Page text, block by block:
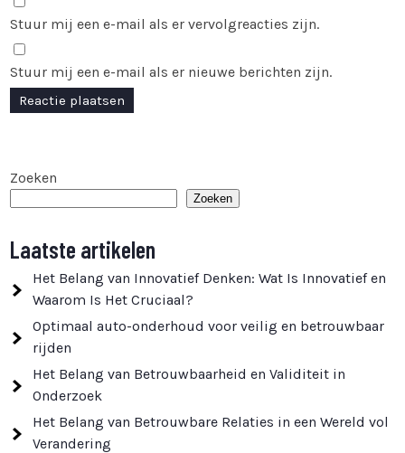
Stuur mij een e-mail als er vervolgreacties zijn.
Stuur mij een e-mail als er nieuwe berichten zijn.
Zoeken
Zoeken
Laatste artikelen
Het Belang van Innovatief Denken: Wat Is Innovatief en
Waarom Is Het Cruciaal?
Optimaal auto-onderhoud voor veilig en betrouwbaar
rijden
Het Belang van Betrouwbaarheid en Validiteit in
Onderzoek
Het Belang van Betrouwbare Relaties in een Wereld vol
Verandering